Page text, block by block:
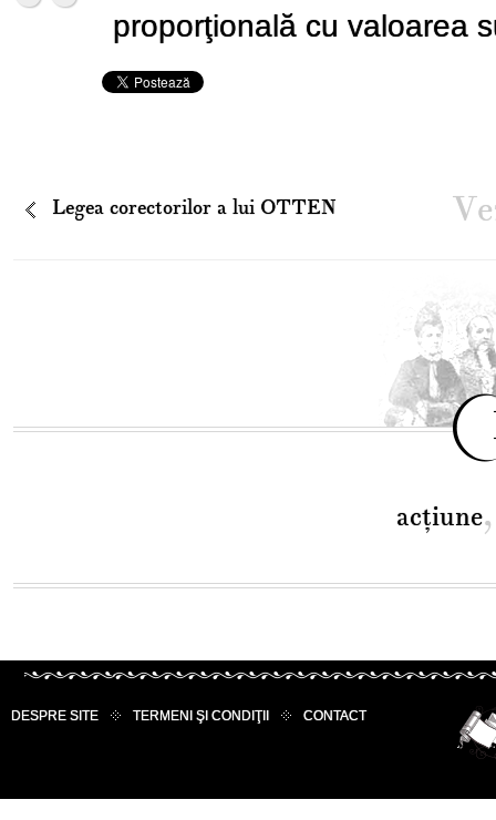
proporţională cu valoarea
Legea corectorilor a lui OTTEN
acţiune
DESPRE SITE TERMENI ŞI CONDIŢII CONTACT